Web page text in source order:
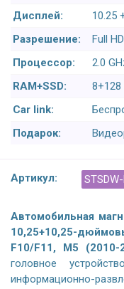
Дисплей:
10.25
Разрешение:
Full
Процессор:
2.0
RAM+SSD:
8+128
Car link:
Подарок:
Артикул:
Автомобильная
10,25+10,25-
F10/F11, M5 (2010-
головное
информационно-